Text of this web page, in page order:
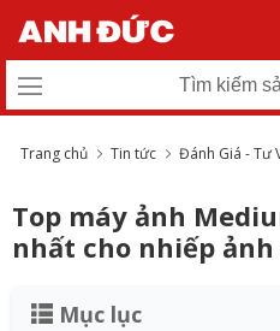
Trang chủ Tin tức Đánh Giá - Tư
Top máy ảnh
nhất cho nhiếp
Mục lục